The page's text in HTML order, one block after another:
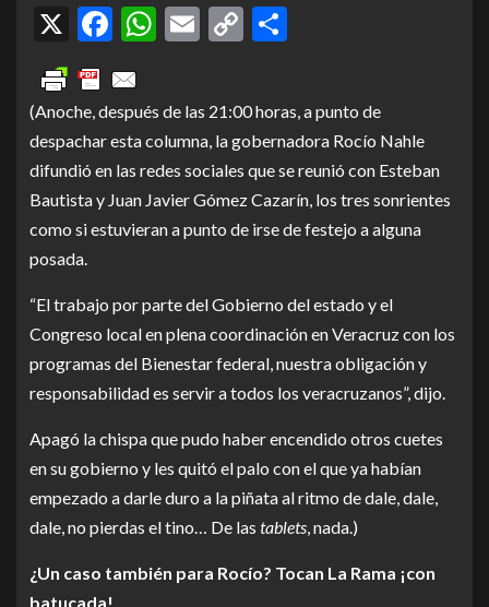
X Facebook
WhatsApp
Email
Copy
(Anoche, después de las 21:00 horas, a punto de
despachar esta columna, la gobernadora Rocío Nahle
difundió en las redes sociales que se reunió con Esteban
Bautista y Juan Javier Gómez Cazarín, los tres sonrientes
como si estuvieran a punto de irse de festejo a alguna
posada.
“El trabajo por parte del Gobierno del estado y el
Congreso local en plena coordinación en Veracruz con los
programas del Bienestar federal, nuestra obligación y
responsabilidad es servir a todos los veracruzanos”, dijo.
Apagó la chispa que pudo haber encendido otros cuetes
en su gobierno y les quitó el palo con el que ya habían
empezado a darle duro a la piñata al ritmo de dale, dale,
dale, no pierdas el tino… De las tablets, nada.)
¿Un caso también para Rocío? Tocan La Rama ¡con
batucada!